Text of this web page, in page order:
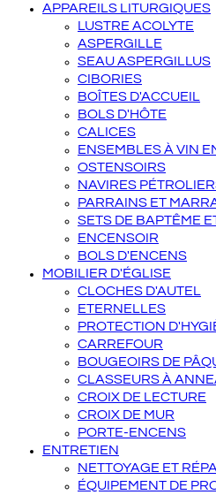
APPAREILS LITURGIQUES
LUSTRE ACOLYTE
ASPERGILLE
SEAU ASPERGILLUS
CIBORIES
BOÎTES D'ACCUEIL
BOLS D'HÔTE
CALICES
ENSEMBLES À VIN
OSTENSOIRS
NAVIRES
PARRAINS ET
SETS DE BAPTÊME
ENCENSOIR
BOLS D'ENCENS
MOBILIER D'ÉGLISE
CLOCHES D'AUTEL
ETERNELLES
PROTECTION
CARREFOUR
BOUGEOIRS DE
CLASSEURS À
CROIX DE LECTURE
CROIX DE MUR
PORTE-ENCENS
ENTRETIEN
NETTOYAGE ET
ÉQUIPEMENT DE